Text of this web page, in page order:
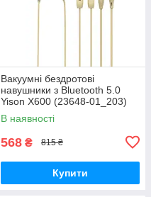
Вакуумні бездротові
навушники з Bluetooth 5.0
Yison X600 (23648-01_203)
В наявності
568 ₴ 815 ₴
Купити